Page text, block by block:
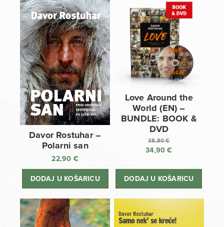
Davor Rostuhar –
Polarni san
22,90 €
DODAJ U KOŠARICU
Love Around the
World (EN) –
BUNDLE: BOOK &
DVD
38,80€
Izvorna
bila
34,90€
cijena
DODAJ U KOŠARICU